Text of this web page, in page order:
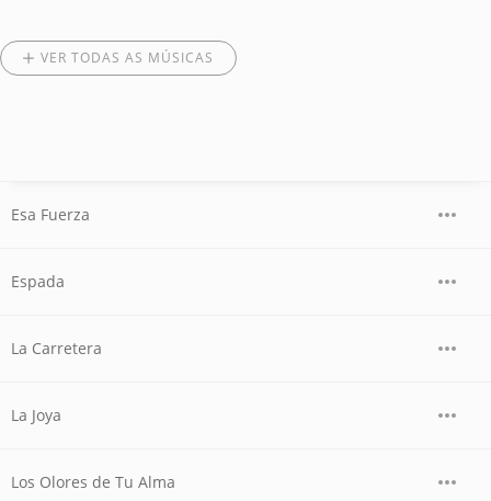
VER TODAS AS MÚSICAS
Esa Fuerza
Espada
La Carretera
La Joya
Los Olores de Tu Alma